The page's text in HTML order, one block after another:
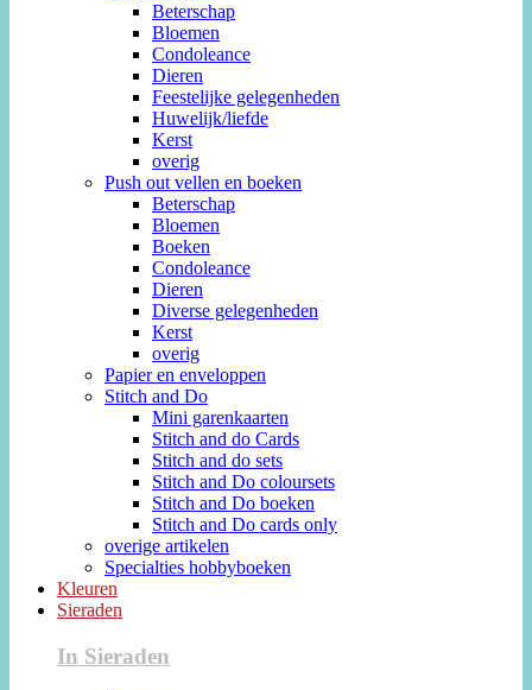
Beterschap
Bloemen
Condoleance
Dieren
Feestelijke gelegenheden
Huwelijk/liefde
Kerst
overig
Push out vellen en boeken
Beterschap
Bloemen
Boeken
Condoleance
Dieren
Diverse gelegenheden
Kerst
overig
Papier en enveloppen
Stitch and Do
Mini garenkaarten
Stitch and do Cards
Stitch and do sets
Stitch and Do coloursets
Stitch and Do boeken
Stitch and Do cards only
overige artikelen
Specialties hobbyboeken
Kleuren
Sieraden
In Sieraden